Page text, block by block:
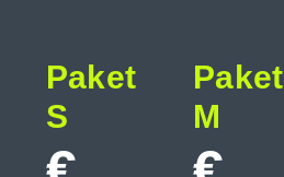
Paket
S
Paket
M